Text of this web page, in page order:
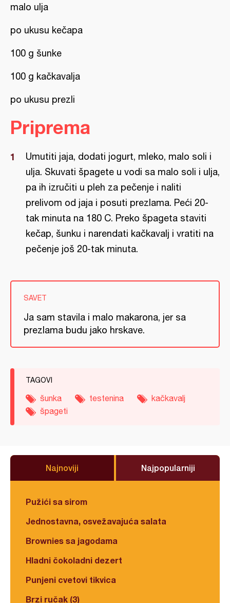
malo ulja
po ukusu kečapa
100 g šunke
100 g kačkavalja
po ukusu prezli
Priprema
Umutiti jaja, dodati jogurt, mleko, malo soli i
ulja. Skuvati špagete u vodi sa malo soli i ulja,
pa ih izručiti u pleh za pečenje i naliti
prelivom od jaja i posuti prezlama. Peći 20-
tak minuta na 180 C. Preko špageta staviti
kečap, šunku i narendati kačkavalj i vratiti na
pečenje još 20-tak minuta.
SAVET
Ja sam stavila i malo makarona, jer sa
prezlama budu jako hrskave.
TAGOVI
šunka testenina
kačkavalj
špageti
Najnoviji Najpopularniji
Pužići sa sirom
Jednostavna, osvežavajuća salata
Brownies sa jagodama
Hladni čokoladni dezert
Punjeni cvetovi tikvica
Brzi ručak (3)